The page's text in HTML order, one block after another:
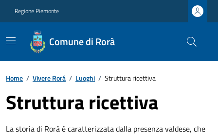
Regione Piemonte
Comune di Rorà
Home / Vivere Rorá / Luoghi / Struttura ricettiva
Struttura ricettiva
La storia di Rorà è caratterizzata dalla presenza valdese, che